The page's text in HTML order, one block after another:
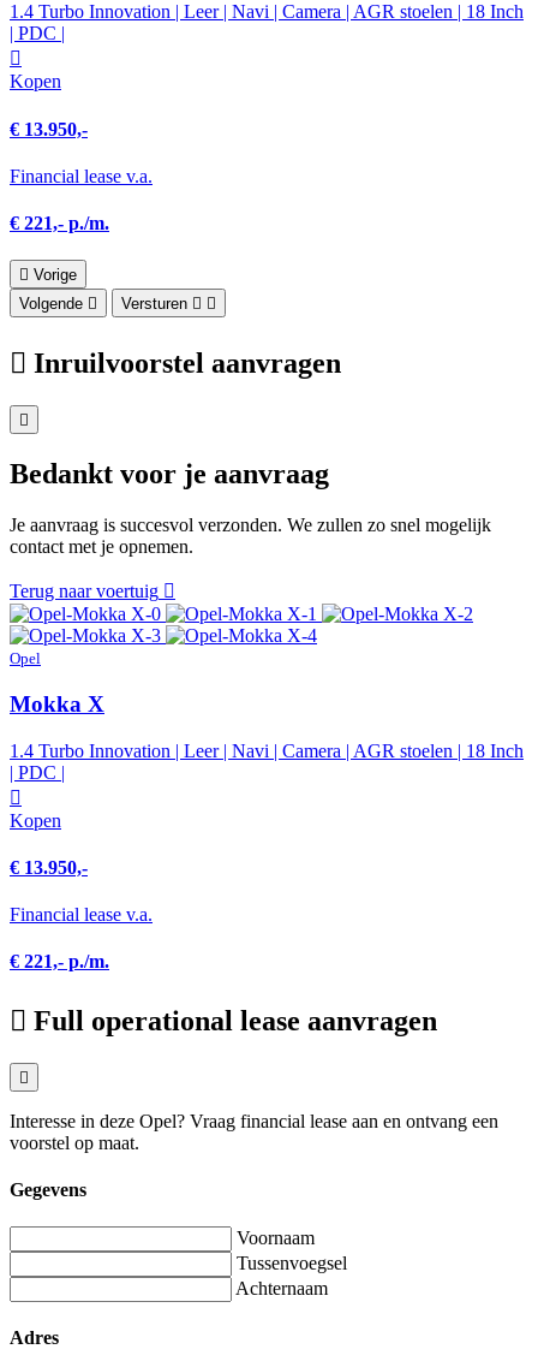
1.4 Turbo Innovation | Leer | Navi | Camera | AGR stoelen | 18 Inch
| PDC |
Kopen
€ 13.950,-
Financial lease v.a.
€ 221,- p./m.
Vorige
Volgende
Versturen
Inruilvoorstel aanvragen
Bedankt voor je aanvraag
Je aanvraag is succesvol verzonden. We zullen zo snel mogelijk
contact met je opnemen.
Terug naar voertuig
Opel
Mokka X
1.4 Turbo Innovation | Leer | Navi | Camera | AGR stoelen | 18 Inch
| PDC |
Kopen
€ 13.950,-
Financial lease v.a.
€ 221,- p./m.
Full operational lease aanvragen
Interesse in deze Opel? Vraag financial lease aan en ontvang een
voorstel op maat.
Gegevens
Voornaam
Tussenvoegsel
Achternaam
Adres